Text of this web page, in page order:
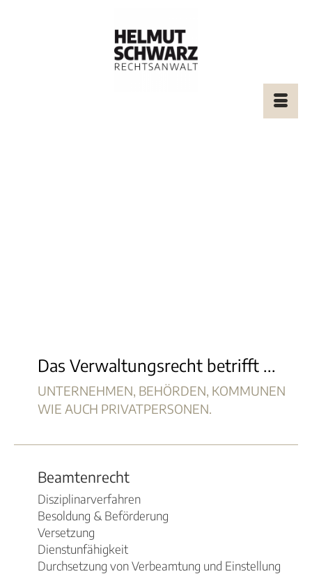
Das Verwaltungsrecht betrifft ...
UNTERNEHMEN, BEHÖRDEN, KOMMUNEN
WIE AUCH PRIVATPERSONEN.
Beamtenrecht
Disziplinarverfahren
Besoldung & Beförderung
Versetzung
Dienstunfähigkeit
Durchsetzung von Verbeamtung und Einstellung